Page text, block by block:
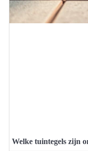
Welke tuintegels zijn